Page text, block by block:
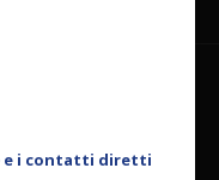
e i contatti diretti